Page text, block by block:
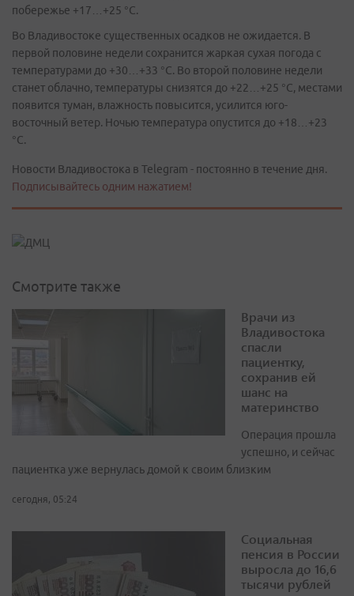
побережье +17…+25 °С.
Во Владивостоке существенных осадков не ожидается. В
первой половине недели сохранится жаркая сухая погода с
температурами до +30…+33 °С. Во второй половине недели
станет облачно, температуры снизятся до +22…+25 °С, местами
появится туман, влажность повысится, усилится юго-
восточный ветер. Ночью температура опустится до +18…+23
°С.
Новости Владивостока в Telegram - постоянно в течение дня.
Подписывайтесь одним нажатием!
Смотрите также
Врачи из
Владивостока
спасли
пациентку,
сохранив ей
шанс на
материнство
Операция прошла
успешно, и сейчас
пациентка уже вернулась домой к своим близким
сегодня, 05:24
Социальная
пенсия в России
выросла до 16,6
тысячи рублей